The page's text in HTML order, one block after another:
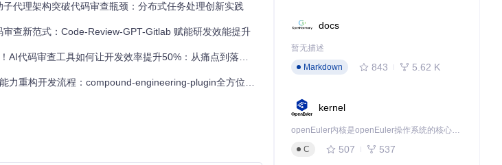
间提前了平均12小时。
"的信息过载问题，每个子代理只需专注于特定领域，大幅
子代理架构突破代码审查瓶颈：分布式任务处理创新实践
审查新范式：Code-Review-GPT-Gitlab 赋能研发效能提升
代码审查工具如何让开发效率提升50%：从痛点到落地的完整指南
力重构开发流程：compound-engineering-plugin全方位技术解析
docs
暂无描述
Markdown
843 5.62 K
kernel
openEuler内核是openEuler操作系统的核心，既是系统性能与稳定性的基石，也是连接处理器、设备与服务的桥梁。
C
507 537